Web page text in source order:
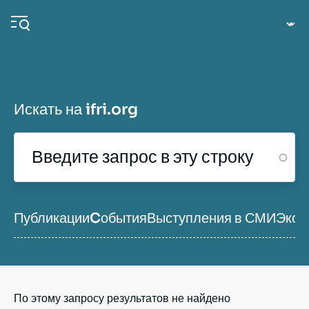
основному
Navigation
Искать на ifri.org
ПубликацииCобытияВыступления в СМИ
По этому запросу результатов не найдено